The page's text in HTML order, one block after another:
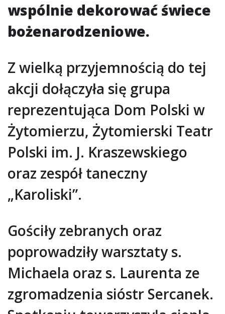
wspólnie dekorować świece
bożenarodzeniowe.
Z wielką przyjemnością do tej
akcji dołączyła się grupa
reprezentująca Dom Polski w
Żytomierzu, Żytomierski Teatr
Polski im. J. Kraszewskiego
oraz zespół taneczny
„Karoliski”.
Gościły zebranych oraz
poprowadziły warsztaty s.
Michaela oraz s. Laurenta ze
zgromadzenia sióstr Sercanek.